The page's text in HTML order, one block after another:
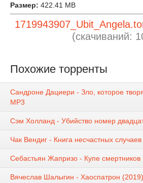
Размер: 422.41 MB
(cкачиваний:
Похожие торренты
Сандроне Дациери - Зло, которое
МР3
Сэм Холланд - Убийство номер
Чак Вендиг - Книга несчастных
Себастьян Жапризо - Купе смертников
Вячеслав Шалыгин - Хаоспатрон